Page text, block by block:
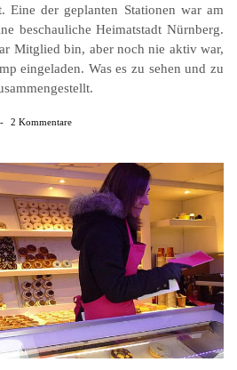
Eine der geplanten Stationen war am
beschauliche Heimatstadt Nürnberg.
Mitglied bin, aber noch nie aktiv war,
eingeladen. Was es zu sehen und zu
- 2 Kommentare